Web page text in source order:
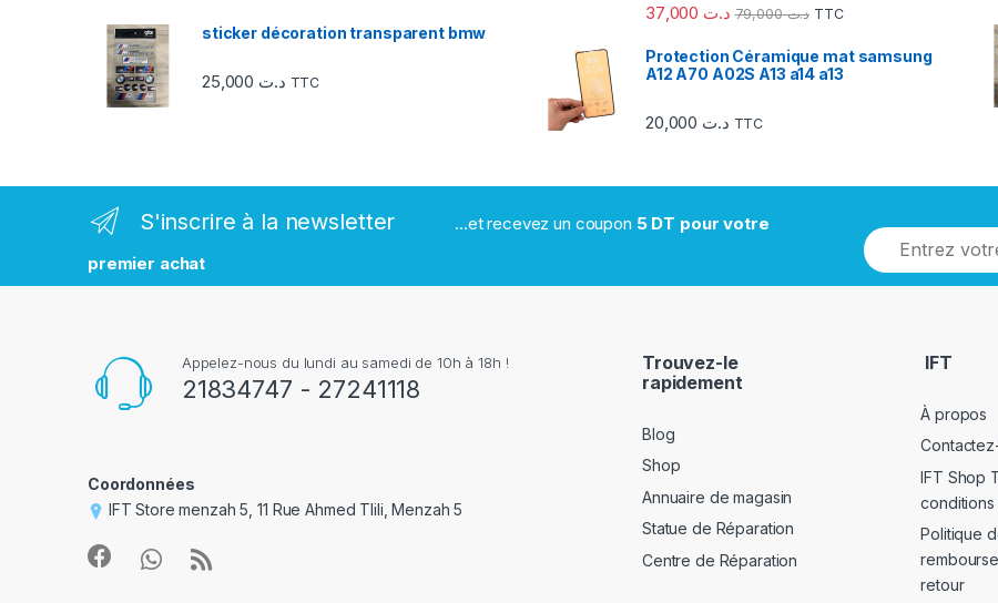
u
sticker décoration transparent bmw
د.ت TTC
د.ت د.ت79,000 TTC
Protection Céramique mat samsung
A12 A70 A02S A13 a14 a13
د.ت TTC
S'inscrire à la newsletter ...et recevez un coupon 5 DT pour votre
premier achat
Appelez-nous du lundi au samedi de 10h à 18h !
21834747 - 27241118
Coordonnées
IFT Store menzah 5, 11 Rue Ahmed Tlili, Menzah 5
Trouvez-le
rapidement
Blog
Shop
Annuaire de magasin
Statue de Réparation
Centre de Réparation
IFT
À propos
IFT Shop
conditions
Politique
retour